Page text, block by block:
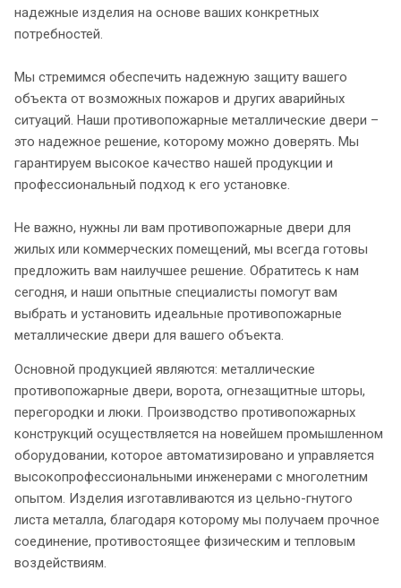
надежные изделия на основе ваших конкретных
потребностей.
Мы стремимся обеспечить надежную защиту вашего
объекта от возможных пожаров и других аварийных
ситуаций. Наши противопожарные металлические двери –
это надежное решение, которому можно доверять. Мы
гарантируем высокое качество нашей продукции и
профессиональный подход к его установке.
Не важно, нужны ли вам противопожарные двери для
жилых или коммерческих помещений, мы всегда готовы
предложить вам наилучшее решение. Обратитесь к нам
сегодня, и наши опытные специалисты помогут вам
выбрать и установить идеальные противопожарные
металлические двери для вашего объекта.
Основной продукцией являются: металлические
противопожарные двери, ворота, огнезащитные шторы,
перегородки и люки. Производство противопожарных
конструкций осуществляется на новейшем промышленном
оборудовании, которое автоматизировано и управляется
высокопрофессиональными инженерами с многолетним
опытом. Изделия изготавливаются из цельно-гнутого
листа металла, благодаря которому мы получаем прочное
соединение, противостоящее физическим и тепловым
воздействиям.